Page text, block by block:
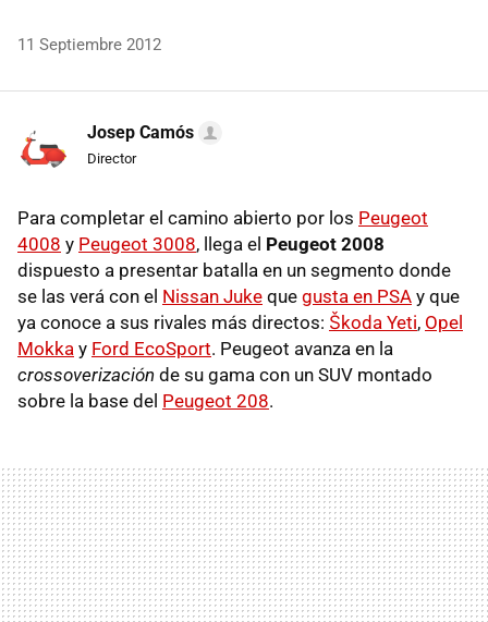
11 Septiembre 2012
Josep Camós
Director
Para completar el camino abierto por los Peugeot
4008 y Peugeot 3008, llega el Peugeot 2008
dispuesto a presentar batalla en un segmento donde
se las verá con el Nissan Juke que gusta en PSA y que
ya conoce a sus rivales más directos: Škoda Yeti, Opel
Mokka y Ford EcoSport. Peugeot avanza en la
crossoverización de su gama con un SUV montado
sobre la base del Peugeot 208.